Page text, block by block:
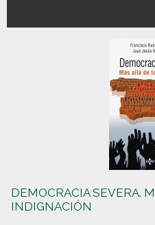
DEMOCRACIA SEVERA.
INDIGNACIÓN